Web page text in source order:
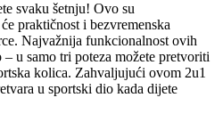
svaku šetnju! Ovo su
praktičnost i bezvremenska
Najvažnija funkcionalnost ovih
u samo tri poteza možete pretvoriti
kolica. Zahvaljujući ovom 2u1
u sportski dio kada dijete